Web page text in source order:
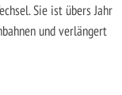
Sie ist übers Jahr
und verlängert